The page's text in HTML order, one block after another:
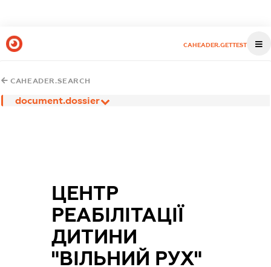
CAHEADER.GETTEST
CAHEADER.SEARCH
document.dossier
ЦЕНТР
РЕАБІЛІТАЦІЇ
ДИТИНИ
"ВІЛЬНИЙ РУХ"